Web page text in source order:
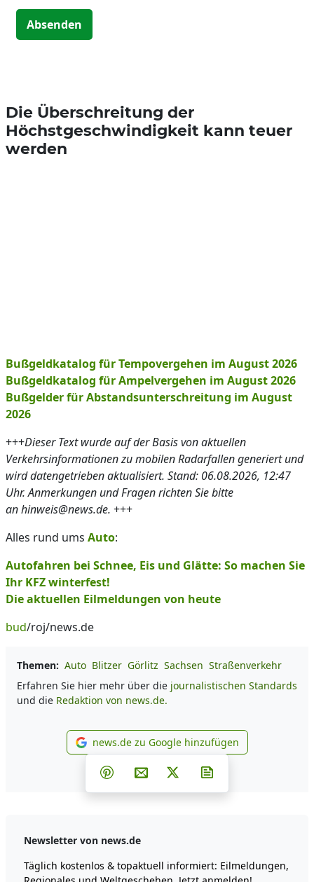
Absenden
Die Überschreitung der
Höchstgeschwindigkeit kann teuer
werden
Bußgeldkatalog für Tempovergehen im August 2026
Bußgeldkatalog für Ampelvergehen im August 2026
Bußgelder für Abstandsunterschreitung im August
2026
+++Dieser Text wurde auf der Basis von aktuellen
Verkehrsinformationen zu mobilen Radarfallen generiert und
wird datengetrieben aktualisiert. Stand: 06.08.2026, 12:47
Uhr. Anmerkungen und Fragen richten Sie bitte
an hinweis@news.de. +++
Alles rund ums Auto:
Autofahren bei Schnee, Eis und Glätte: So machen Sie
Ihr KFZ winterfest!
Die aktuellen Eilmeldungen von heute
bud/roj/news.de
Themen: Auto Blitzer Görlitz Sachsen Straßenverkehr
Erfahren Sie hier mehr über die journalistischen Standards
und die Redaktion von news.de.
news.de zu Google
news.de zu Google hinzufügen
Teilen auf Facebook
Teilen auf Whatsapp
Teilen auf Telegram
Teilen auf Pinterest
Per E-Mail teilen
Post auf X
Newsletter von news.de
Täglich kostenlos & topaktuell informiert: Eilmeldungen,